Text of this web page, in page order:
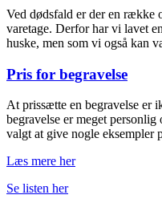
Ved dødsfald er der en række
varetage. Derfor har vi lavet
huske, men som vi også kan
Pris for begravelse
At prissætte en begravelse er
begravelse er meget
valgt at give nogle eksempler
Læs mere her
Se listen her